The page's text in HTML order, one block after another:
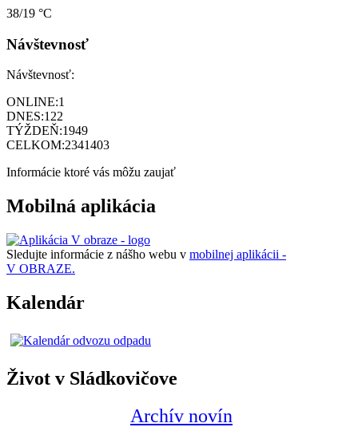
38/19 °C
Návštevnosť
Návštevnosť:
ONLINE:1
DNES:122
TÝŽDEŇ:1949
CELKOM:2341403
Informácie ktoré vás môžu zaujať
Mobilná aplikácia
Sledujte informácie z nášho webu v mobilnej aplikácii -
V OBRAZE.
Kalendár
Život v Sládkovičove
Archív novín